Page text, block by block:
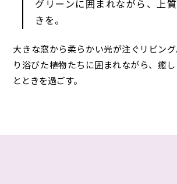
グリーンに囲まれながら、上
きを。
大きな窓から柔らかい光が注ぐリビン
り浴びた植物たちに囲まれながら、癒
とときを過ごす。